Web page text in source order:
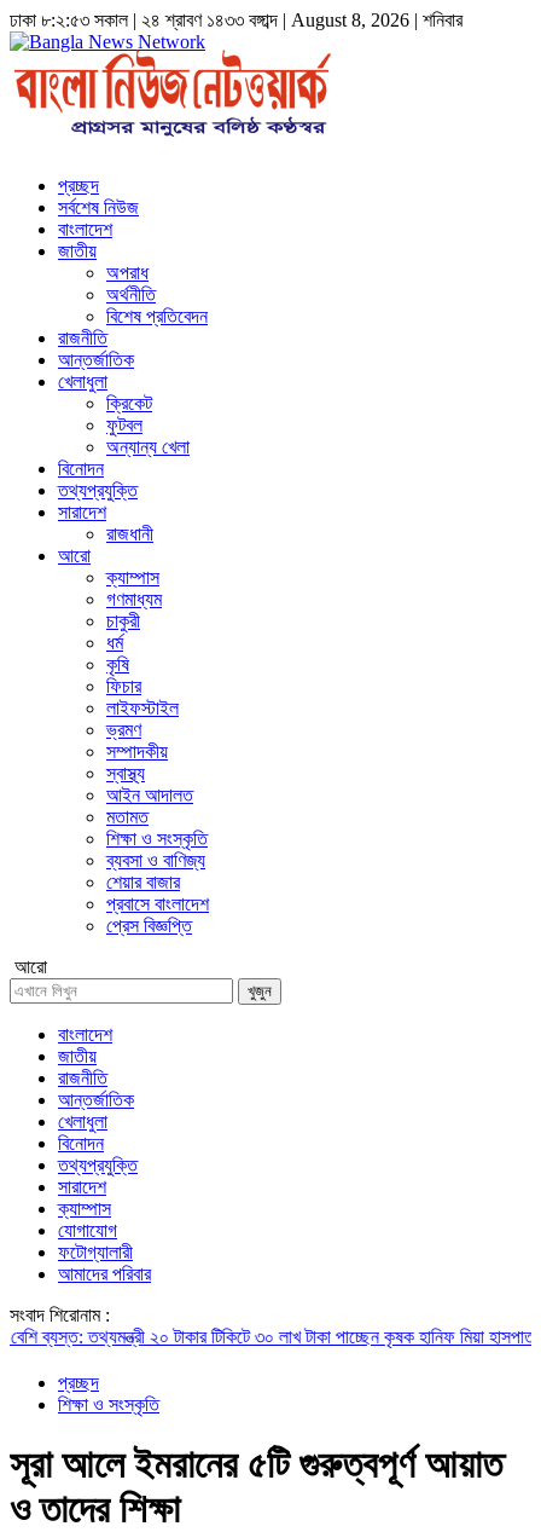
ঢাকা ৮:২:৫৪ সকাল| ২৪ শ্রাবণ ১৪৩৩ বঙ্গাব্দ | August 8, 2026 | শনিবার
প্রচ্ছদ
সর্বশেষ নিউজ
বাংলাদেশ
জাতীয়
অপরাধ
অর্থনীতি
বিশেষ প্রতিবেদন
রাজনীতি
আন্তর্জাতিক
খেলাধুলা
ক্রিকেট
ফুটবল
অন্যান্য খেলা
বিনোদন
তথ্যপ্রযুক্তি
সারাদেশ
রাজধানী
আরো
ক্যাম্পাস
গণমাধ্যম
চাকুরী
ধর্ম
কৃষি
ফিচার
লাইফস্টাইল
ভ্রমণ
সম্পাদকীয়
স্বাস্থ্য
আইন আদালত
মতামত
শিক্ষা ও সংস্কৃতি
ব্যবসা ও বাণিজ্য
শেয়ার বাজার
প্রবাসে বাংলাদেশ
প্রেস বিজ্ঞপ্তি
আরো
খুজুন
বাংলাদেশ
জাতীয়
রাজনীতি
আন্তর্জাতিক
খেলাধুলা
বিনোদন
তথ্যপ্রযুক্তি
সারাদেশ
ক্যাম্পাস
যোগাযোগ
ফটোগ্যালারী
আমাদের পরিবার
সংবাদ শিরোনাম :
তথ্যমন্ত্রী২০ টাকার টিকিটে ৩০ লাখ টাকা পাচ্ছেন কৃষক হানিফ মিয়াহাসপাতালে
প্রচ্ছদ
শিক্ষা ও সংস্কৃতি
সূরা আলে ইমরানের ৫টি গুরুত্বপূর্ণ আয়াত
ও তাদের শিক্ষা